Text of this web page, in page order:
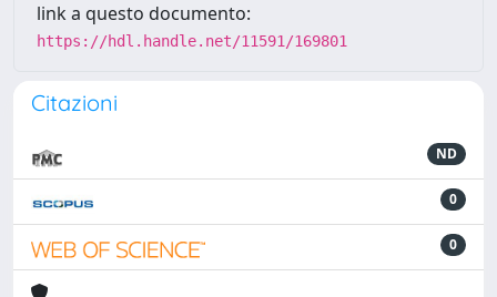
link a questo documento:
https://hdl.handle.net/11591/169801
Citazioni
ND
0
0